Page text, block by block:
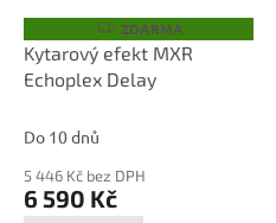
Z
D
A
R
ZDARMA
Kytarový efekt MXR
Echoplex Delay
Do 10 dnů
5 446 Kč bez DPH
6 590 Kč